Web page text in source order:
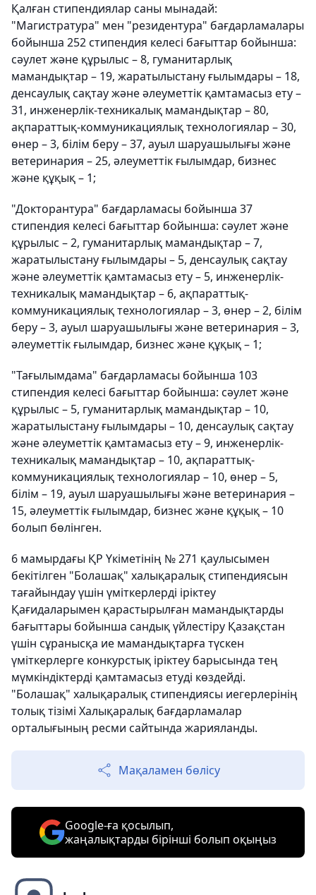
Қалған стипендиялар саны мынадай:
"Магистратура" мен "резидентура" бағдарламалары
бойынша 252 стипендия келесі бағыттар бойынша:
сәулет және құрылыс – 8, гуманитарлық
мамандықтар – 19, жаратылыстану ғылымдары – 18,
денсаулық сақтау және әлеуметтік қамтамасыз ету –
31, инженерлік-техникалық мамандықтар – 80,
ақпараттық-коммуникациялық технологиялар – 30,
өнер – 3, білім беру – 37, ауыл шаруашылығы және
ветеринария – 25, әлеуметтік ғылымдар, бизнес
және құқық – 1;
"Докторантура" бағдарламасы бойынша 37
стипендия келесі бағыттар бойынша: сәулет және
құрылыс – 2, гуманитарлық мамандықтар – 7,
жаратылыстану ғылымдары – 5, денсаулық сақтау
және әлеуметтік қамтамасыз ету – 5, инженерлік-
техникалық мамандықтар – 6, ақпараттық-
коммуникациялық технологиялар – 3, өнер – 2, білім
беру – 3, ауыл шаруашылығы және ветеринария – 3,
әлеуметтік ғылымдар, бизнес және құқық – 1;
"Тағылымдама" бағдарламасы бойынша 103
стипендия келесі бағыттар бойынша: сәулет және
құрылыс – 5, гуманитарлық мамандықтар – 10,
жаратылыстану ғылымдары – 10, денсаулық сақтау
және әлеуметтік қамтамасыз ету – 9, инженерлік-
техникалық мамандықтар – 10, ақпараттық-
коммуникациялық технологиялар – 10, өнер – 5,
білім – 19, ауыл шаруашылығы және ветеринария –
15, әлеуметтік ғылымдар, бизнес және құқық – 10
болып бөлінген.
6 мамырдағы ҚР Үкіметінің № 271 қаулысымен
бекітілген "Болашақ" халықаралық стипендиясын
тағайындау үшін үміткерлерді іріктеу
Қағидаларымен қарастырылған мамандықтарды
бағыттары бойынша сандық үйлестіру Қазақстан
үшін сұранысқа ие мамандықтарға түскен
үміткерлерге конкурстық іріктеу барысында тең
мүмкіндіктерді қамтамасыз етуді көздейді.
"Болашақ" халықаралық стипендиясы иегерлерінің
толық тізімі Халықаралық бағдарламалар
орталығының ресми сайтында жарияланды.
Мақаламен бөлісу
Google-ға қосылып,
жаңалықтарды бірінші болып оқыңыз